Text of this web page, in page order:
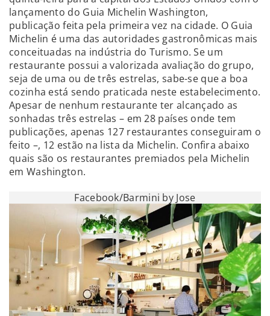
lançamento do Guia Michelin Washington,
publicação feita pela primeira vez na cidade. O Guia
Michelin é uma das autoridades gastronômicas mais
conceituadas na indústria do Turismo. Se um
restaurante possui a valorizada avaliação do grupo,
seja de uma ou de três estrelas, sabe-se que a boa
cozinha está sendo praticada neste estabelecimento.
Apesar de nenhum restaurante ter alcançado as
sonhadas três estrelas – em 28 países onde tem
publicações, apenas 127 restaurantes conseguiram o
feito –, 12 estão na lista da Michelin. Confira abaixo
quais são os restaurantes premiados pela Michelin
em Washington.
Facebook/Barmini by Jose